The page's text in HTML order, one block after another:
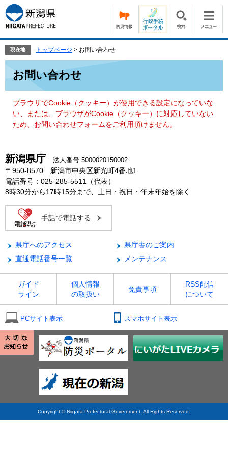
ー
ジ
の
頭
す。
ニ
ュ
ー
飛
て
現在地 トップページ > お問い合わせ
お問い合わせ
ブラウザでCookie（クッキー）が使用できる設定になっていな
い、または、ブラウザがCookie（クッキー）に対応していない
ため、お問い合わせフォームをご利用頂けません。
新潟県庁 法人番号 5000020150002
〒950-8570 新潟市中央区新光町4番地1
電話番号：025-285-5511（代表）
8時30分から17時15分まで、土日・祝日・年末年始を除く
手話で電話する
県庁へのアクセス
県庁舎のご案内
直通電話番号一覧
メンテナンス
ガイド
ライン
個人情報
の取扱い
免責事項
RSS配信
について
PCサイト表示 スマホサイト表示
Copyright © Niigata Prefectural Government. All Rights Reserved.